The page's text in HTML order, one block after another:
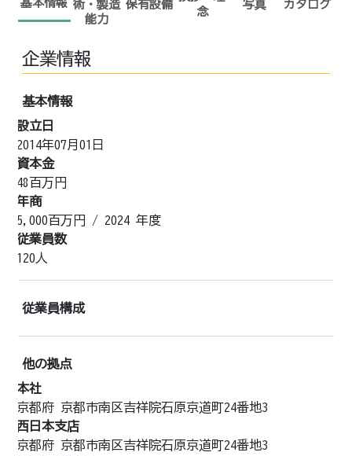
基本情報 術・製造
能力
保有設備
念
写真 カタログ
企業情報
基本情報
設立日
2014年07月01日
資本金
48百万円
年商
5,000百万円 / 2024 年度
従業員数
120人
従業員構成
他の拠点
本社
京都府 京都市南区吉祥院石原京道町24番地3
西日本支店
京都府 京都市南区吉祥院石原京道町24番地3